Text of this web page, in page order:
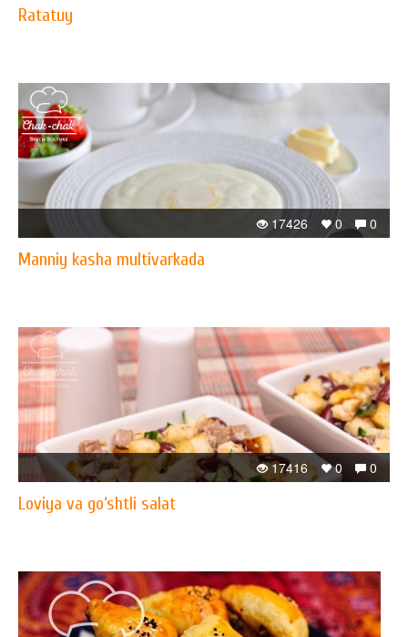
Ratatuy
0
0
17426
Manniy kasha multivarkada
0
0
17416
Loviya va go‘shtli salat